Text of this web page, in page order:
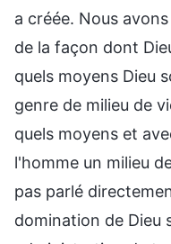
a créée. Nous
de la façon dont
quels moyens Dieu
genre de milieu de
quels moyens et
l'homme un milieu
pas parlé
domination de Dieu